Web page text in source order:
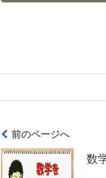
前のページへ
数